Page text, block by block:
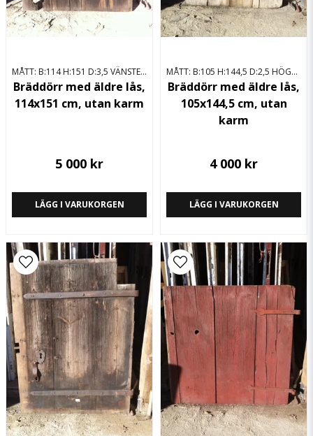
MÅTT: B:114 H:151 D:3,5 VÄNSTERHÄNGD
Bräddörr med äldre lås,
114x151 cm, utan karm
5 000 kr
LÄGG I VARUKORGEN
MÅTT: B:105 H:144,5 D:2,5 HÖGERHÄNGD
Bräddörr med äldre lås,
105x144,5 cm, utan
karm
4 000 kr
LÄGG I VARUKORGEN